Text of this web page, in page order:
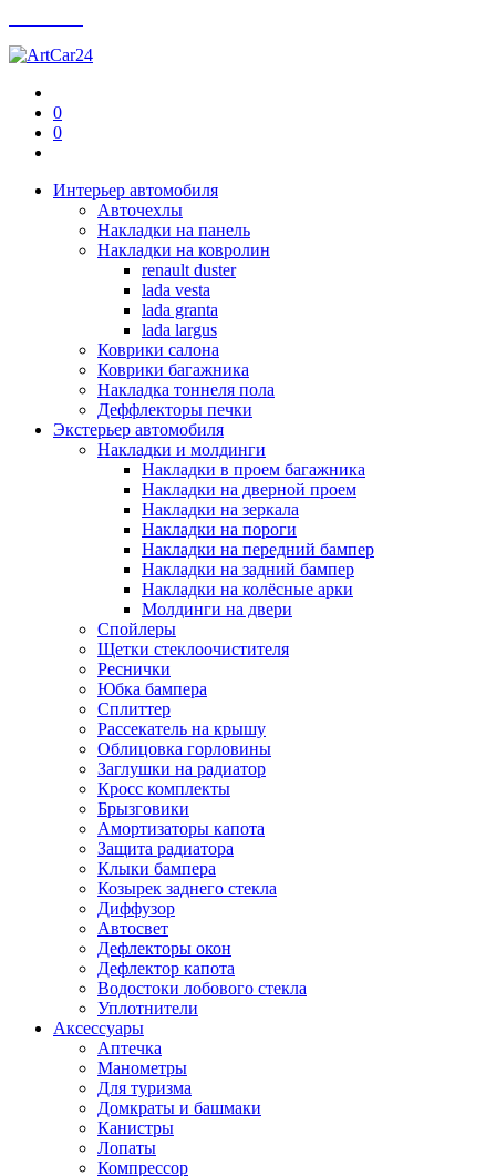
0
0
Интерьер автомобиля
Авточехлы
Накладки на панель
Накладки на ковролин
renault duster
lada vesta
lada granta
lada largus
Коврики салона
Коврики багажника
Накладка тоннеля пола
Деффлекторы печки
Экстерьер автомобиля
Накладки и молдинги
Накладки в проем багажника
Накладки на дверной проем
Накладки на зеркала
Накладки на пороги
Накладки на передний бампер
Накладки на задний бампер
Накладки на колёсные арки
Молдинги на двери
Спойлеры
Щетки стеклоочистителя
Реснички
Юбка бампера
Сплиттер
Рассекатель на крышу
Облицовка горловины
Заглушки на радиатор
Кросс комплекты
Брызговики
Амортизаторы капота
Защита радиатора
Клыки бампера
Козырек заднего стекла
Диффузор
Автосвет
Дефлекторы окон
Дефлектор капота
Водостоки лобового стекла
Уплотнители
Аксессуары
Аптечка
Манометры
Для туризма
Домкраты и башмаки
Канистры
Лопаты
Компрессор